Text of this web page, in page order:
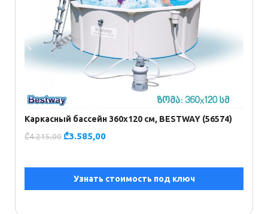
Каркасный бассейн 360х120 см, BESTWAY (56574)
₾4.215,00₾3.585,00
Узнать стоимость под ключ